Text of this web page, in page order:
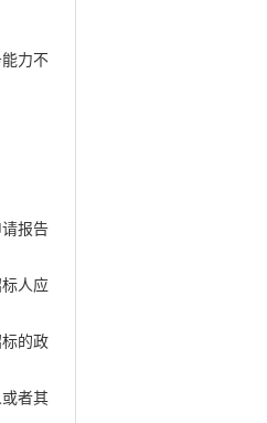
力不
报告
人应
的政
者其